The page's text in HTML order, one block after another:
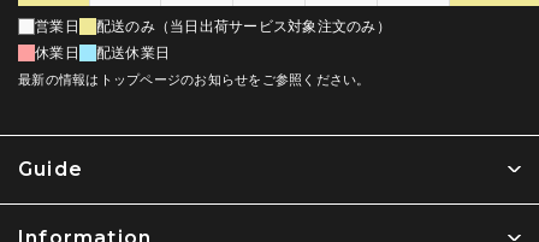
Guide
Information
営業日
配送のみ（当日出荷サービス対象注文のみ）
休業日
配送休業日
最新の情報はトップページのお知らせをご参照ください。